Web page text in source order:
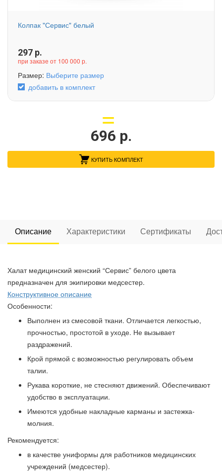
Колпак "Сервис" белый
297 р.
при заказе от 100 000 р.
Размер: Выберите размер
добавить в комплект
696 р.
КУПИТЬ КОМПЛЕКТ
Описание Характеристики Сертификаты
Халат медицинский женский “Сервис” белого цвета
предназначен для экипировки медсестер.
Конструктивное описание
Особенности:
Выполнен из смесовой ткани. Отличается легкостью,
прочностью, простотой в уходе. Не вызывает
раздражений.
Крой прямой с возможностью регулировать объем
талии.
Рукава короткие, не стесняют движений. Обеспечивают
удобство в эксплуатации.
Имеются удобные накладные карманы и застежка-
молния.
Рекомендуется:
в качестве униформы для работников медицинских
учреждений (медсестер).